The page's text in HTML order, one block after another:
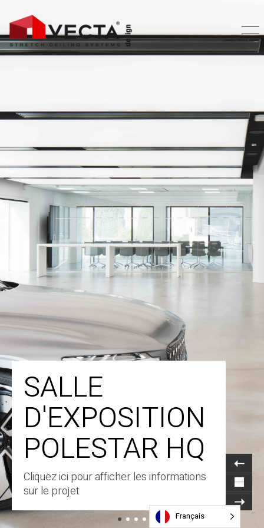
SALLE
D'EXPOSITION
POLESTAR HQ
Cliquez ici pour afficher les informations
sur le projet
Français